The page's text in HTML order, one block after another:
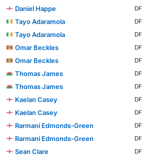
Daniel Happe
DF
Tayo Adaramola
DF
Tayo Adaramola
DF
Omar Beckles
DF
Omar Beckles
DF
Thomas James
DF
Thomas James
DF
Kaelan Casey
DF
Kaelan Casey
DF
Rarmani Edmonds-Green
DF
Rarmani Edmonds-Green
DF
Sean Clare
DF